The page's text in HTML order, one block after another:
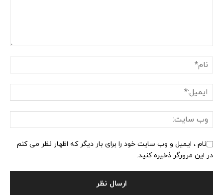
نام ، ایمیل و وب سایت خود را برای بار دیگر که اظهار نظر می کنم
در این مرورگر ذخیره کنید.